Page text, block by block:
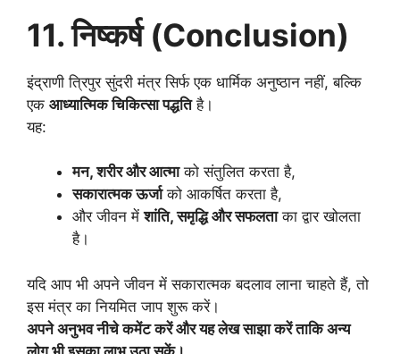
11. निष्कर्ष (Conclusion)
इंद्राणी त्रिपुर सुंदरी मंत्र सिर्फ एक धार्मिक अनुष्ठान नहीं, बल्कि
एक आध्यात्मिक चिकित्सा पद्धतिहै।
यह:
मन, शरीर और आत्माको संतुलित करता है,
सकारात्मक ऊर्जाको आकर्षित करता है,
और जीवन मेंशांति, समृद्धि और सफलताका द्वार खोलता
है।
यदि आप भी अपने जीवन में सकारात्मक बदलाव लाना चाहते हैं, तो
इस मंत्र का नियमित जाप शुरू करें।
अपने अनुभव नीचे कमेंट करें और यह लेख साझा करें ताकि अन्य